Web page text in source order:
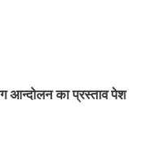
आन्दोलन का प्रस्ताव पेश